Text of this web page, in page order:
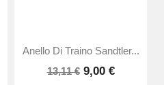
Anello Di Traino Sandtler...
13,11 € 9,00 €